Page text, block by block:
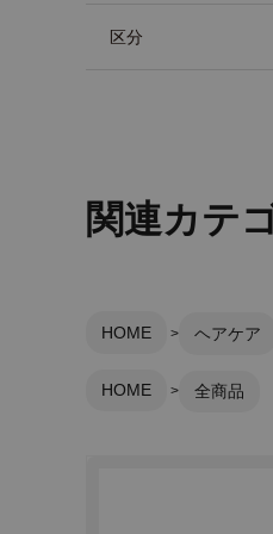
区分
関連カテ
HOME ヘアケア
HOME 全商品